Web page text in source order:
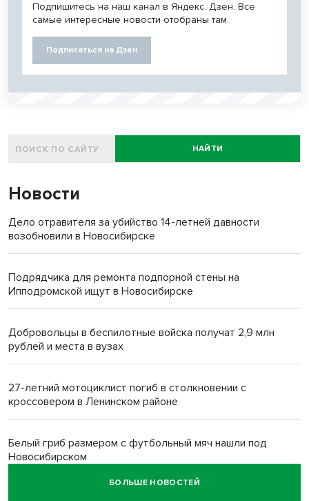
Подпишитесь на наш канал в Яндекс. Дзен. Все
самые интересные новости отобраны там.
Подписаться на Дзен
НАЙТИ
Новости
Дело отравителя за убийство 14-летней давности
возобновили в Новосибирске
Подрядчика для ремонта подпорной стены на
Ипподромской ищут в Новосибирске
Добровольцы в беспилотные войска получат 2,9 млн
рублей и места в вузах
27-летний мотоциклист погиб в столкновении с
кроссовером в Ленинском районе
Белый гриб размером с футбольный мяч нашли под
Новосибирском
Спортсмены Новосибирска сдали почти 15 литров крови
БОЛЬШЕ НОВОСТЕЙ